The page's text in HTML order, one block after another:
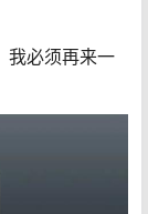
我必须再来一